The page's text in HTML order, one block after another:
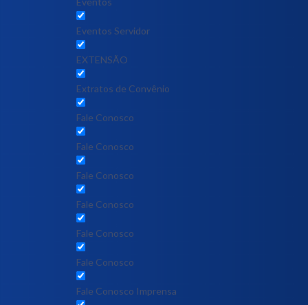
Eventos Servidor
EXTENSÃO
Extratos de Convênio
Fale Conosco
Fale Conosco
Fale Conosco
Fale Conosco
Fale Conosco
Fale Conosco
Fale Conosco Imprensa